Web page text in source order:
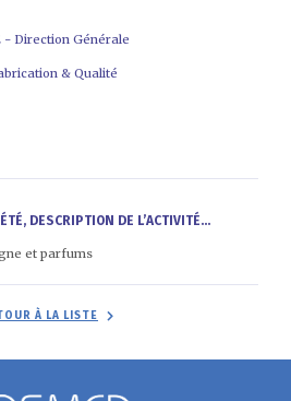
- Direction Générale
& Qualité
DESCRIPTION DE L’ACTIVITÉ...
et parfums
À LA LISTE